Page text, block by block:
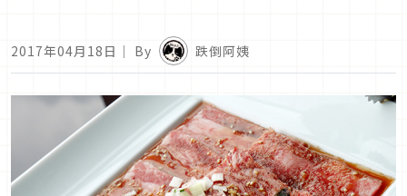
2017年04月18日 ｜ By 跌倒阿姨